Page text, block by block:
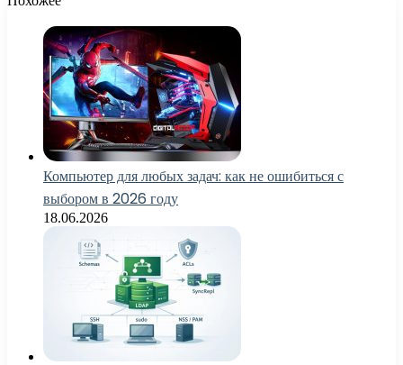
Компьютер для любых задач: как не ошибиться с
выбором в 2026 году
18.06.2026